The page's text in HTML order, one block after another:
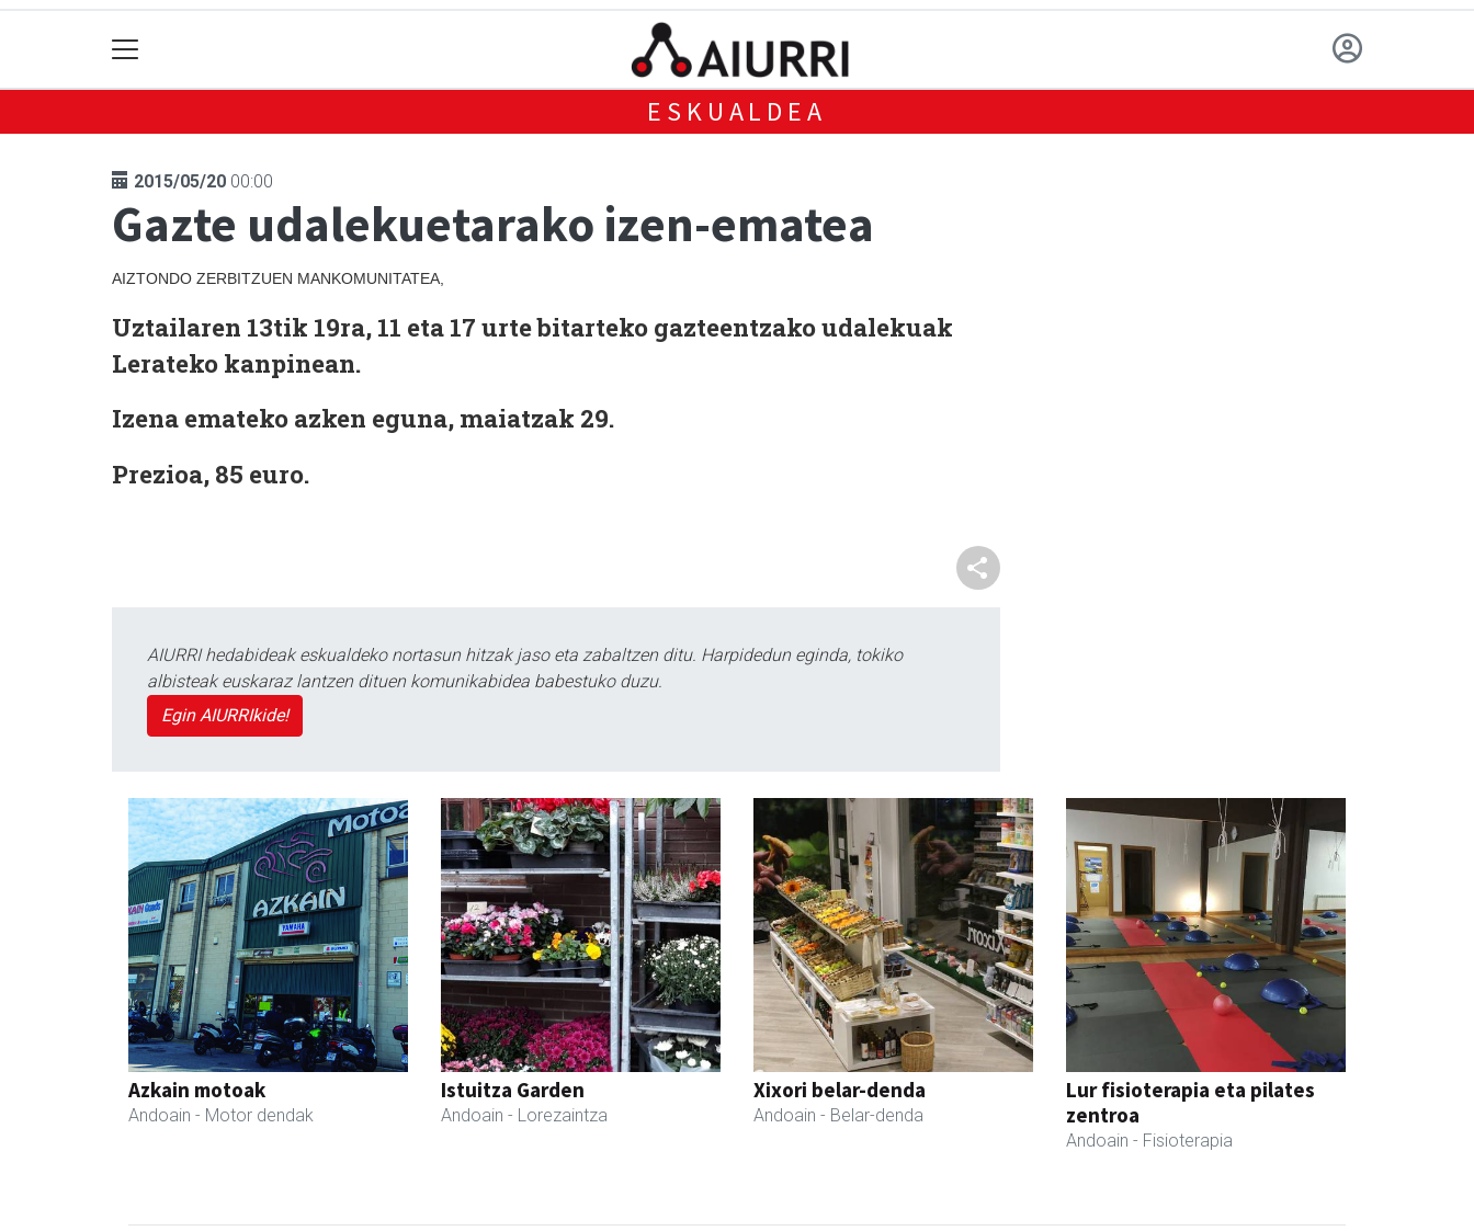
ESKUALDEA
2015/05/20 00:00
Gazte udalekuetarako izen-ematea
AIZTONDO ZERBITZUEN MANKOMUNITATEA,
Uztailaren 13tik 19ra, 11 eta 17 urte bitarteko gazteentzako udalekuak
Lerateko kanpinean.
Izena emateko azken eguna, maiatzak 29.
Prezioa, 85 euro.
AIURRI hedabideak eskualdeko nortasun hitzak jaso eta zabaltzen ditu. Harpidedun eginda, tokiko
albisteak euskaraz lantzen dituen komunikabidea babestuko duzu.
Egin AIURRIkide!
Azkain motoak
Andoain - Motor dendak
Istuitza Garden
Andoain - Lorezaintza
Xixori belar-denda
Andoain - Belar-denda
Lur fisioterapia eta pilates
zentroa
Andoain - Fisioterapia